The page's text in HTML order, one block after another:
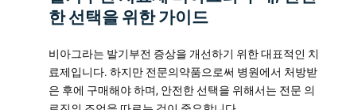
한 선택을 위한 가이드
비아그라는 발기부전 증상을 개선하기 위한 대표적인 치
료제입니다. 하지만 전문의약품으로써 병원에서 처방받
은 후에 구매해야 하며, 안전한 선택을 위해서는 전문 의